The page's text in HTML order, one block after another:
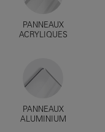
PANNEAUX
ACRYLIQUES
PANNEAUX
ALUMINIUM